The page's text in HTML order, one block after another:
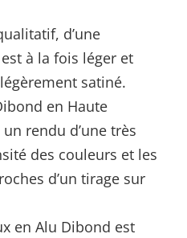
d’une
à la fois léger et
satiné.
en Haute
rendu d’une très
des couleurs et les
d’un tirage sur
en Alu Dibond est